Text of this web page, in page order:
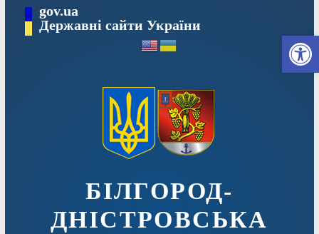
вмісту
gov.ua
Державні сайти України
БІЛГОРОД-
ДНІСТРОВСЬКА